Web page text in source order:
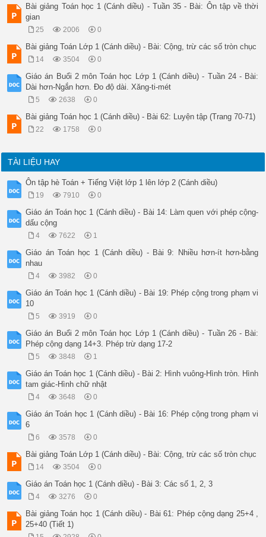
1. GV yêu cầu HS thực hiện các hoạt động sau:
- GV yêu cầu HS lấy ra một nhóm các đồ vật có hình dạng
- GV hướng dần HS quan sát lần lượt từng tấm bìa hình
- GV yêu cầu HS lấy ra một số hình vuông khác có trong bộ
- GV tổ chức cho HS thực hiện tương tự với hình tròn, hình
2. HS thảo luận nhóm:
GV yêu cầu các nhóm thảo luận kể tên các đồ vật trong
- HS lấy đồ vật như GV yêu cầu
- HS quan sát và nói: “Hình vuông”.
- HS lấy hình vuông và nói “Hình vuông”.
- HS hoạt động theo nhóm sau đó báo cáo
C. Hoạt động thực hành, luyện tập.
* Mục tiêu
- Ghép được các hình đã biết thành hình mới.
* Cách tiến hành
Bài 1. HS thực hiện theo cặp:
- GV yêu cầu HS xem hình vẽ và nói cho bạn nghe đồ vật
- GV hướng dẫn HS cách nói đủ câu, cách nói cho bạn nghe
- HS hoạt đông theo cặp đôi thực hiện yêu cầu
- Các cặp HS báo cáo kết quả trước lớp
Bài 2. HS thực hiện theo cặp:
- GV tổ chức HS quan sát hình vẽ, chỉ vào hình vẽ và nói:
- GV khuyến khích HS diễn đạt bằng ngôn ngữ của các em;
- HS quan sát, thảo luận theo cặp
5’
Bài 3. HS thực hiện theo nhóm:
- GV yêu cầu các nhóm HS suy nghĩ, sử dụng các hình
- GV yêu cầu HS chia sẻ với bạn hình mới ghép được và ý
- HS hoạt động nhóm làm bài tập
- HS chia sẻ với các bạn
* Mục tiêu
- HS vận dụng nhận ra hình vuông, hình tròn, hình tam
* Cách tiến hành
- GV yêu cầu HS quan sát xung quanh lớp học, chỉ ra các
- HS quan sát và trả lời
2’
E. Củng cố, dặn dò
- Bài học hôm nay, em biết thêm được điều gì?
- Từ ngữ toán học nào em cần chú ý?
Bài giảng Toán học 1 (Cánh diều) - Tuần 35 - Bài: Ôn tập về thời
gian
25 2006 0
Bài giảng Toán Lớp 1 (Cánh diều) - Bài: Cộng, trừ các số tròn chục
14 3504 0
Giáo án Buổi 2 môn Toán học Lớp 1 (Cánh diều) - Tuần 24 - Bài:
Dài hơn-Ngắn hơn. Đo độ dài. Xăng-ti-mét
5 2638 0
Bài giảng Toán học 1 (Cánh diều) - Bài 62: Luyện tập (Trang 70-71)
22 1758 0
TÀI LIỆU HAY
Ôn tập hè Toán + Tiếng Việt lớp 1 lên lớp 2 (Cánh diều)
19 7910 0
Giáo án Toán học 1 (Cánh diều) - Bài 14: Làm quen với phép cộng-
dấu cộng
4 7622 1
Giáo án Toán học 1 (Cánh diều) - Bài 9: Nhiều hơn-ít hơn-bằng
nhau
4 3982 0
Giáo án Toán học 1 (Cánh diều) - Bài 19: Phép cộng trong phạm vi
10
5 3919 0
Giáo án Buổi 2 môn Toán học Lớp 1 (Cánh diều) - Tuần 26 - Bài:
Phép cộng dạng 14+3. Phép trừ dạng 17-2
5 3848 1
Giáo án Toán học 1 (Cánh diều) - Bài 2: Hình vuông-Hình tròn. Hình
tam giác-Hình chữ nhật
4 3648 0
Giáo án Toán học 1 (Cánh diều) - Bài 16: Phép cộng trong phạm vi
6
6 3578 0
Bài giảng Toán Lớp 1 (Cánh diều) - Bài: Cộng, trừ các số tròn chục
14 3504 0
Giáo án Toán học 1 (Cánh diều) - Bài 3: Các số 1, 2, 3
4 3276 0
Bài giảng Toán học 1 (Cánh diều) - Bài 61: Phép cộng dạng 25+4 ,
25+40 (Tiết 1)